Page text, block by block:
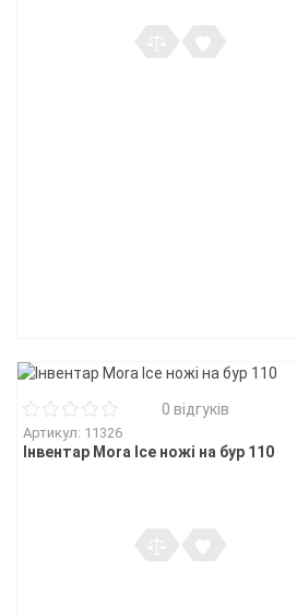
0 відгуків
Артикул: 11326
Інвентар Mora Ice ножі на бур 110